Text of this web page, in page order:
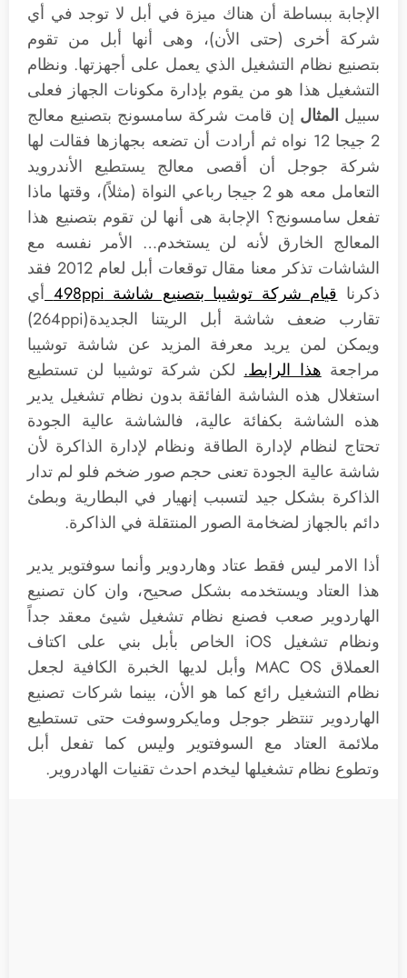
الإجابة ببساطة أن هناك ميزة في أبل لا توجد في أي
شركة أخرى (حتى الأن)، وهى أنها أبل من تقوم
بتصنيع نظام التشغيل الذي يعمل على أجهزتها. ونظام
التشغيل هذا هو من يقوم بإدارة مكونات الجهاز فعلى
سبيل المثال إن قامت شركة سامسونج بتصنيع معالج
2 جيجا 12 نواه ثم أرادت أن تضعه بجهازها فقالت لها
شركة جوجل أن أقصى معالج يستطيع الأندرويد
التعامل معه هو 2 جيجا رباعي النواة (مثلاً)، وقتها ماذا
تفعل سامسونج؟ الإجابة هى أنها لن تقوم بتصنيع هذا
المعالج الخارق لأنه لن يستخدم… الأمر نفسه مع
الشاشات تذكر معنا مقال توقعات أبل لعام 2012 فقد
ذكرنا قيام شركة توشيبا بتصنيع شاشة 498ppi
أي
تقارب ضعف شاشة أبل الريتنا الجديدة(264ppi)
ويمكن لمن يريد معرفة المزيد عن شاشة توشيبا
مراجعة هذا الرابط. لكن شركة توشيبا لن تستطيع
استغلال هذه الشاشة الفائقة بدون نظام تشغيل يدير
هذه الشاشة بكفائة عالية، فالشاشة عالية الجودة
تحتاج لنظام لإدارة الطاقة ونظام لإدارة الذاكرة لأن
شاشة عالية الجودة تعنى حجم صور ضخم فلو لم تدار
الذاكرة بشكل جيد لتسبب إنهيار في البطارية وبطئ
دائم بالجهاز لضخامة الصور المنتقلة في الذاكرة.
أذا الامر ليس فقط عتاد وهاردوير وأنما سوفتوير يدير
هذا العتاد ويستخدمه بشكل صحيح، وان كان تصنيع
الهاردوير صعب فصنع نظام تشغيل شيئ معقد جداً
ونظام تشغيل iOS الخاص بأبل بني على اكتاف
العملاق MAC OS وأبل لديها الخبرة الكافية لجعل
نظام التشغيل رائع كما هو الأن، بينما شركات تصنيع
الهاردوير تنتظر جوجل ومايكروسوفت حتى تستطيع
ملائمة العتاد مع السوفتوير وليس كما تفعل أبل
وتطوع نظام تشغيلها ليخدم احدث تقنيات الهادروير.